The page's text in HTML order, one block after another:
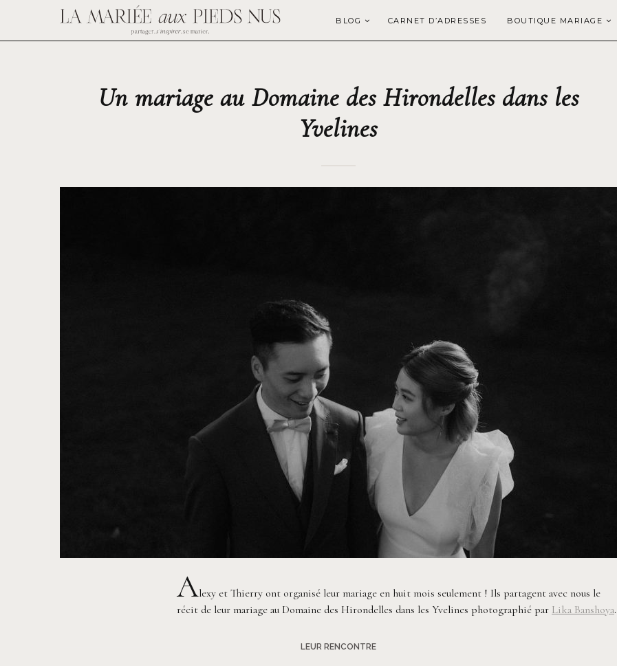
BLOG CARNET D’ADRESSES BOUTIQUE MARIAGE
Un mariage au Domaine des Hirondelles dans les
Yvelines
Alexy et Thierry ont organisé leur mariage en huit mois seulement ! Ils partagent avec nous le
récit de leur mariage au Domaine des Hirondelles dans les Yvelines photographié par Lika Banshoya.
LEUR RENCONTRE